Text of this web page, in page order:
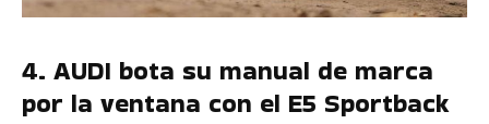
4. AUDI bota su manual de marca
por la ventana con el E5 Sportback